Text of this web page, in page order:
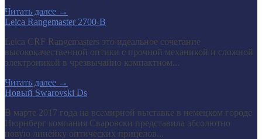
Читать далее →
Leica Rangemaster 2700-B
Leica CRF Rangemasters это идеальное сочетание
высококачественной оптики с прочной механикой и сложной
электроникой в чрезвычайно компактном...
Читать далее →
Новый Swarovski Ds
В марте 2017 года на всемирной выставке в немецком городе
Нюрнберг компания Сваровски представила абсолютно
новую линейку оптических прицелов...